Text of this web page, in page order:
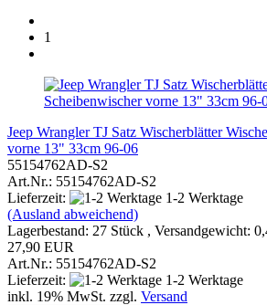
1
Jeep Wrangler TJ Satz Wischerblätter
vorne 13" 33cm 96-06
55154762AD-S2
Art.Nr.: 55154762AD-S2
Lieferzeit:
1-2 Werktage
(Ausland abweichend)
Lagerbestand: 27 Stück , Versandgewicht:
27,90 EUR
Art.Nr.: 55154762AD-S2
Lieferzeit:
1-2 Werktage
inkl. 19% MwSt. zzgl. Versand